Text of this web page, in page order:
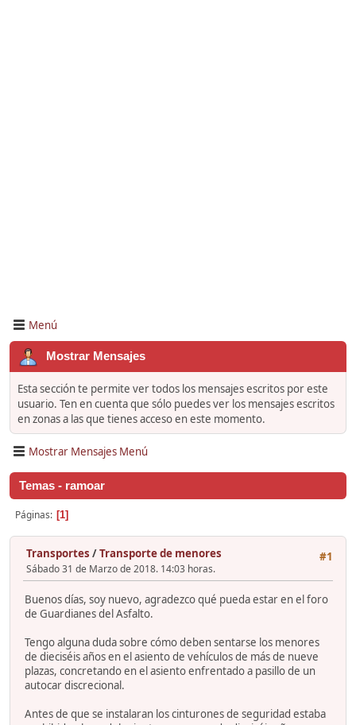
Menú
Mostrar Mensajes
Esta sección te permite ver todos los mensajes escritos por este
usuario. Ten en cuenta que sólo puedes ver los mensajes escritos
en zonas a las que tienes acceso en este momento.
Mostrar Mensajes Menú
Temas - ramoar
Páginas 1
#1
Transportes /Transporte de menores
Sábado 31 de Marzo de 2018. 14:03 horas.
Buenos días, soy nuevo, agradezco qué pueda estar en el foro
de Guardianes del Asfalto.
Tengo alguna duda sobre cómo deben sentarse los menores
de dieciséis años en el asiento de vehículos de más de nueve
plazas, concretando en el asiento enfrentado a pasillo de un
autocar discrecional.
Antes de que se instalaran los cinturones de seguridad estaba